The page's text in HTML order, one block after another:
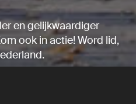
en gelijkwaardiger
ook in actie! Word lid,